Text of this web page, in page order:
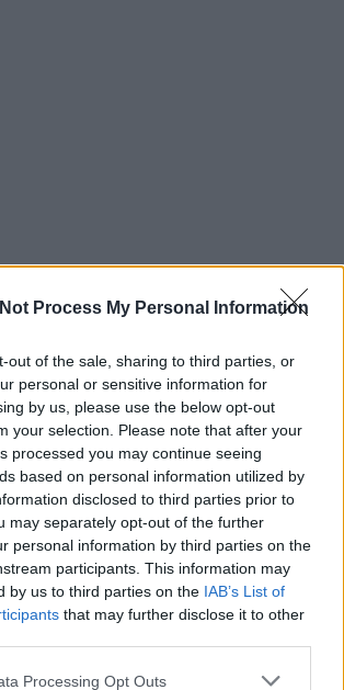
Process My Personal Information
out of the sale, sharing to third parties, or
personal or sensitive information for
by us, please use the below opt-out
your selection. Please note that after your
processed you may continue seeing
based on personal information utilized by
disclosed to third parties prior to
may separately opt-out of the further
personal information by third parties on the
participants. This information may
by us to third parties on the IAB’s List of
that may further disclose it to other
Processing Opt Outs